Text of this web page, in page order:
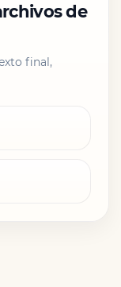
de
final,